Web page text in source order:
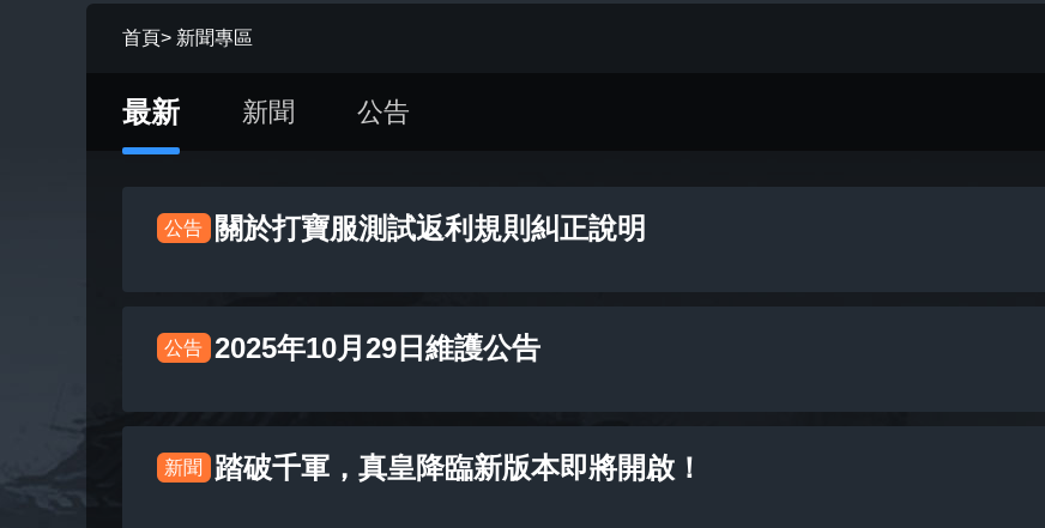
首頁> 新聞專區
最新 新聞 公告
公告 關於打寶服測試返利規則糾正說明
公告 2025年10月29日維護公告
新聞 踏破千軍，真皇降臨新版本即將開啟！